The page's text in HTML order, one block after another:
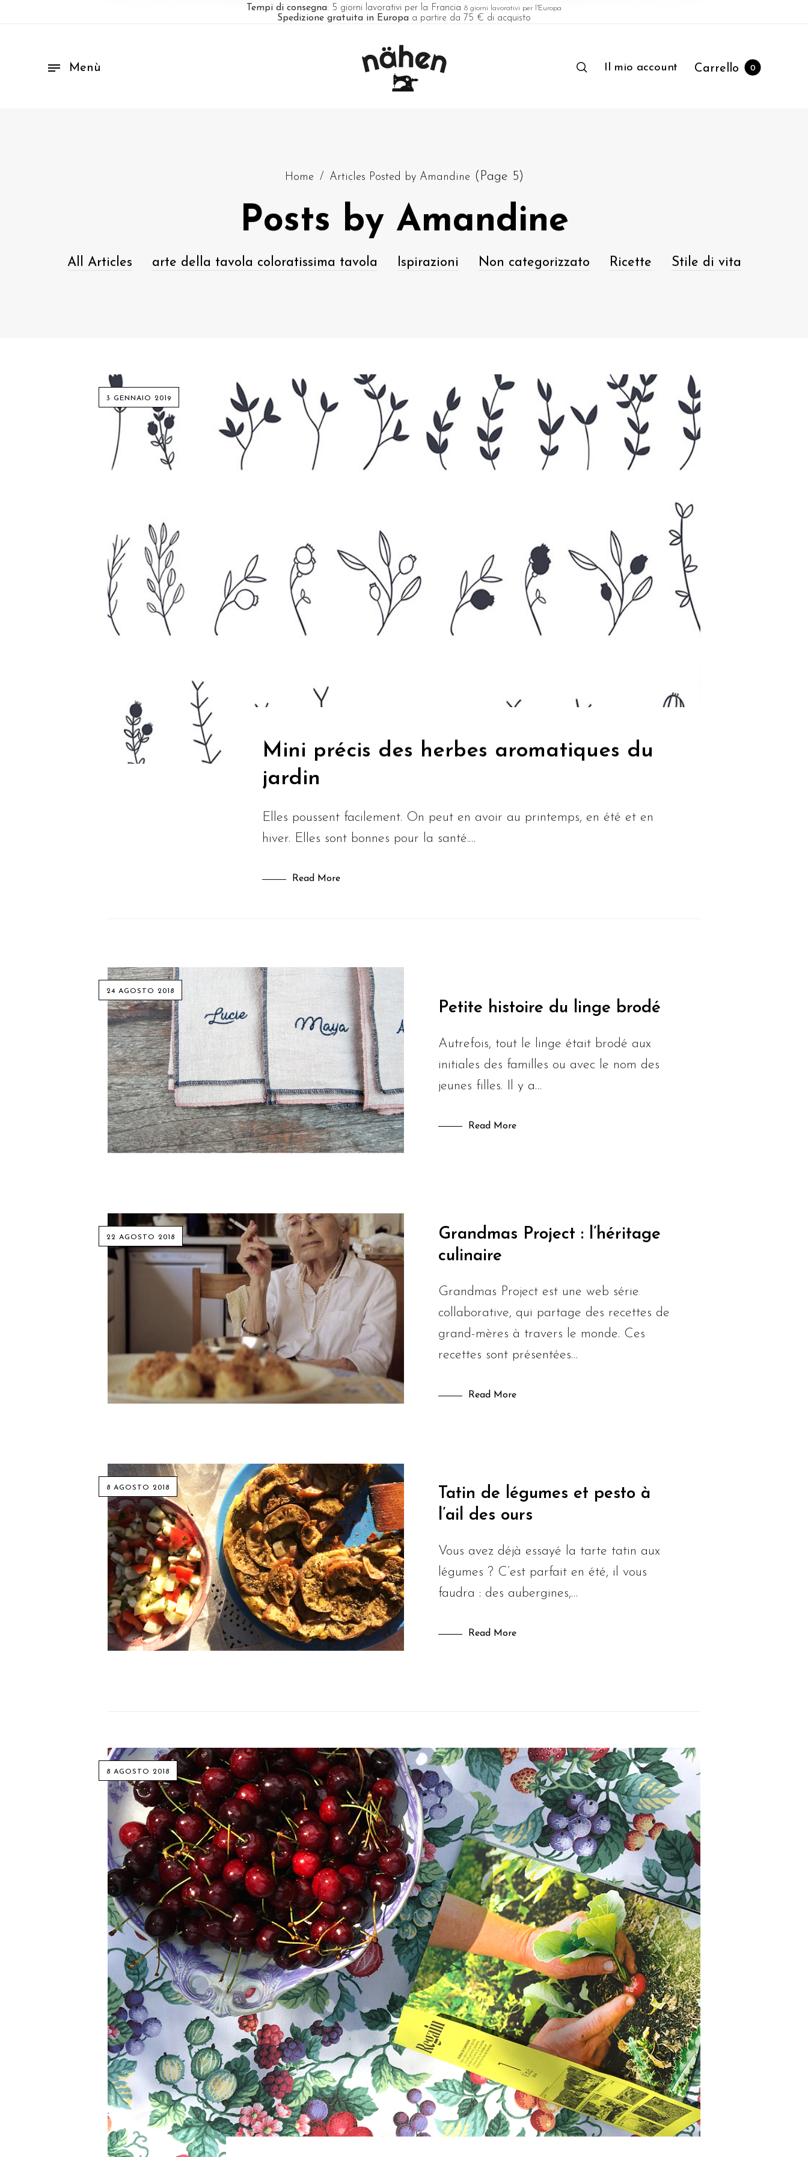
Tempi di consegna: 5 giorni lavorativi per la Francia 8 giorni lavorativi per l'Europa
Spedizione gratuita in Europa a partire da 75 € di acquisto
Menù Il mio account Carrello 0
Home / Articles Posted by Amandine(Page 5)
Posts by Amandine
All Articles arte della tavola coloratissima tavola Ispirazioni Non categorizzato Ricette Stile di vita
3 GENNAIO 2019
Mini précis des herbes aromatiques du
jardin
Elles poussent facilement. On peut en avoir au printemps, en été et en
hiver. Elles sont bonnes pour la santé.…
Read More
24 AGOSTO 2018
Petite histoire du linge brodé
Autrefois, tout le linge était brodé aux
initiales des familles ou avec le nom des
jeunes filles. Il y a…
Read More
22 AGOSTO 2018
Grandmas Project : l’héritage
culinaire
Grandmas Project est une web série
collaborative, qui partage des recettes de
grand-mères à travers le monde. Ces
recettes sont présentées…
Read More
8 AGOSTO 2018
Tatin de légumes et pesto à
l’ail des ours
Vous avez déjà essayé la tarte tatin aux
légumes ? C’est parfait en été, il vous
faudra : des aubergines,…
Read More
8 AGOSTO 2018